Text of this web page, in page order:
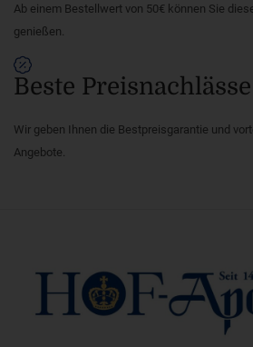
Ab einem Bestellwert von 50€ können Sie
genießen.
Beste Preisnachlässe
Wir geben Ihnen die Bestpreisgarantie und
Angebote.